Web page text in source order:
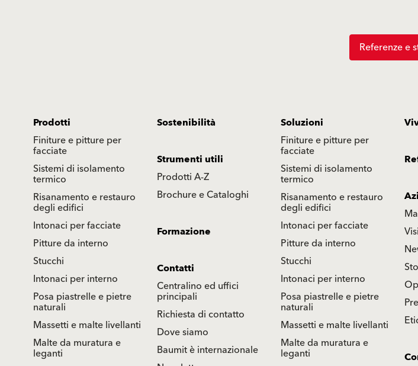
Referenze e
Prodotti
Finiture e pitture per
facciate
Sistemi di isolamento
termico
Risanamento e restauro
degli edifici
Intonaci per facciate
Pitture da interno
Stucchi
Intonaci per interno
Posa piastrelle e pietre
naturali
Massetti e malte livellanti
Malte da muratura e
leganti
Sostenibilità
Soluzioni
Finiture e pitture per
facciate
Sistemi di isolamento
termico
Risanamento e restauro
degli edifici
Intonaci per facciate
Pitture da interno
Stucchi
Intonaci per interno
Posa piastrelle e pietre
naturali
Massetti e malte livellanti
Malte da muratura e
leganti
Strumenti utili
Prodotti A-Z
Brochure e Cataloghi
Formazione
Contatti
Centralino ed uffici
principali
Richiesta di contatto
Dove siamo
Baumit è internazionale